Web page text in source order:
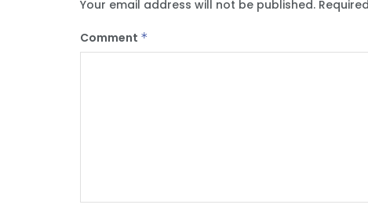
Your email address will not be published.
Comment *